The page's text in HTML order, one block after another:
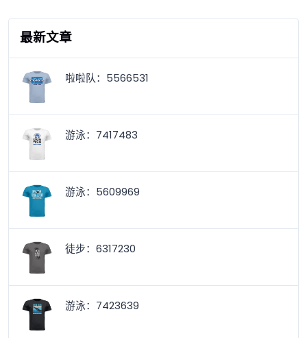
最新文章
啦啦队：5566531
游泳：7417483
游泳：5609969
徒步：6317230
游泳：7423639